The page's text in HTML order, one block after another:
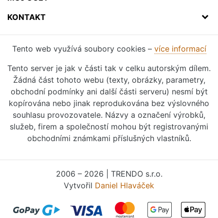
KONTAKT
Tento web využívá soubory cookies – více informací
Tento server je jak v části tak v celku autorským dílem.
Žádná část tohoto webu (texty, obrázky, parametry,
obchodní podmínky ani další části serveru) nesmí být
kopírována nebo jinak reprodukována bez výslovného
souhlasu provozovatele. Názvy a označení výrobků,
služeb, firem a společností mohou být registrovanými
obchodními známkami příslušných vlastníků.
2006 – 2026 | TRENDO s.r.o.
Vytvořil Daniel Hlaváček